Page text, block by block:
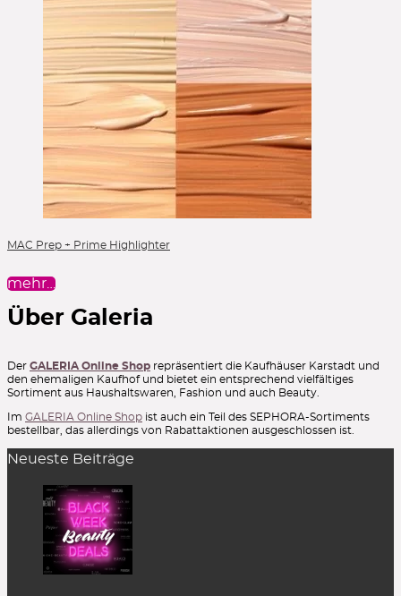
MAC Prep + Prime Highlighter
mehr…
Über Galeria
Der GALERIA Online Shop repräsentiert die Kaufhäuser Karstadt und
den ehemaligen Kaufhof und bietet ein entsprechend vielfältiges
Sortiment aus Haushaltswaren, Fashion und auch Beauty.
Im GALERIA Online Shop ist auch ein Teil des SEPHORA-Sortiments
bestellbar, das allerdings von Rabattaktionen ausgeschlossen ist.
Neueste Beiträge